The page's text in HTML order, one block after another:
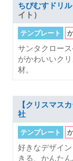
ちびむすドリ
イト）
テンプレート
サンタクロー
がかわいいク
材。
【クリスマス
社
テンプレート
好きなデザイ
きる、かんた